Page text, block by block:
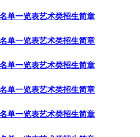
单一览表艺术类招生简章
单一览表艺术类招生简章
单一览表艺术类招生简章
单一览表艺术类招生简章
单一览表艺术类招生简章